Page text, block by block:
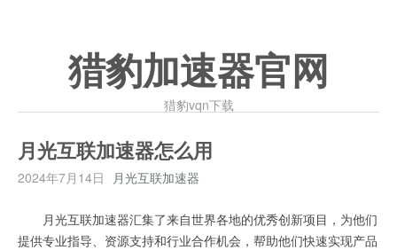
猎豹加速器官网
猎豹vqn下载
月光互联加速器怎么用
2024年7月14日 月光互联加速器
月光互联加速器汇集了来自世界各地的优秀创新项目，为他们
提供专业指导、资源支持和行业合作机会，帮助他们快速实现产品